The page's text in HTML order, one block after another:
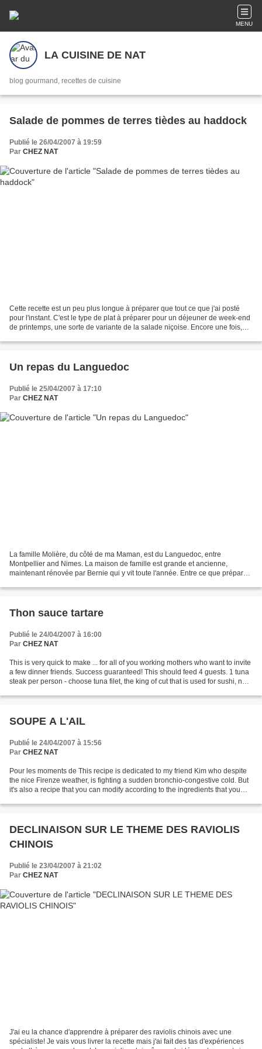
MENU
LA CUISINE DE NAT
blog gourmand, recettes de cuisine
Salade de pommes de terres tièdes au haddock
Publié le 26/04/2007 à 19:59
Par CHEZ NAT
Cette recette est un peu plus longue à préparer que tout ce que j'ai posté
pour l'instant. C'est le type de plat à préparer pour un déjeuner de week-end
de printemps, une sorte de variante de la salade niçoise. Encore une fois,
Un repas du Languedoc
Publié le 25/04/2007 à 17:10
Par CHEZ NAT
La famille Molière, du côté de ma Maman, est du Languedoc, entre
Montpellier and Nimes. La maison de famille est grande et ancienne,
maintenant rénovée par Bernie qui y vit toute l'année. Entre ce que préparait
Thon sauce tartare
Publié le 24/04/2007 à 16:00
Par CHEZ NAT
This is very quick to make ... for all of you working mothers who want to invite
a few dinner friends. Success guaranteed! This should feed 4 guests. 1 tuna
steak per person - choose tuna filet, the king of cut that is used for sushi, not
SOUPE A L'AIL
Publié le 24/04/2007 à 15:56
Par CHEZ NAT
Pour les moments de This recipe is dedicated to my friend Kim who despite
the nice Firenze weather, is fighting a sudden bronchio-congestive cold. But
it's also a recipe that you can modify according to the ingredients that you
DECLINAISON SUR LE THEME DES RAVIOLIS
CHINOIS
Publié le 23/04/2007 à 21:02
Par CHEZ NAT
J'ai eu la chance d'apprendre à préparer des raviolis chinois avec une
spécialiste! Je vais vous livrer la recette mais j'ai fait des tas d'expériences